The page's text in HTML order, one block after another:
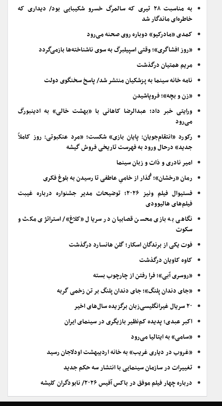
به مناسبت ۲۸ تیری که سالمرگ خسرو شکیبایی بود/ دیداری که
خاطره‌ای ماندگار شد
کمدی «مادرکیو» دوباره روی صحنه می‌رود
«روز افشاگری»؛ وقتی اسپیلبرگ به سوی ناشناخته‌ها بازمی‌گردد
مریم همتیان درگذشت
نامه خانه سینما به پزشکیان منتشر شد/ پاسخ سخنگوی دولت
«زن و بچه»؛ فروپاشیدن
ورایتی خبر داد؛ عبدالرضا کاهانی با «بهشت خالی» به ادینبورگ
می‌رود
رکورد «انتقام‌جویان: پایان بازی» شکست؛ «مرد عنکبوتی: روز کاملاً
جدید» درحال ورود به فهرست تاریخی فروش گیشه
امیر نادری و ذات و زبان سینما
رمان «رخشان»؛ گُذار از خامیِ عاطفی تا رسیدن به بلوغ فکری
فستیوال فیلم ونیز ۲۰۲۶؛ توضیحات مدیر جشنواره درباره غیبت
فیلم‌های هالیوودی
نگاهی به بازی محسن قصابیان در سریال «کلاغ»/ استراتژی مکث و
سکوت
فوت یکی از برندگان اسکار؛ گلن هانسارد درگذشت
کاوه کاویان درگذشت
«روسری آبی»؛ فرا رفتن از چارچوب بسته
«جای دندان پلنگ»؛ جای دندان پلنگ بر تن زخمی گربه
۲۰ سریال غیرانگلیسی‌زبان برگزیده سال‌های اخیر
اکبر عبدی؛ پدیده کم‌نظیر بازیگری در سینمای ایران
«سامی» به ایتالیا می‌رود
«غروب در دیاری غریب» به خانه اردیبهشت اودلاجان رسید
تغییرات در سازمان سینمایی با انتشار سه حکم جدید
درباره چهار فیلم موفق در باکس آفیس ۲۰۲۶/ نابودگران کلیشه